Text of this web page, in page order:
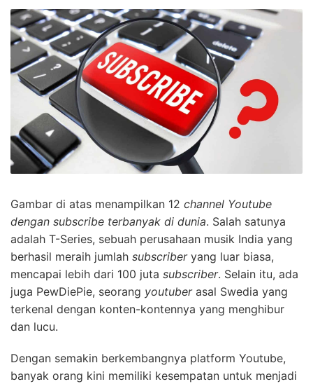
Gambar di atas menampilkan 12 channel Youtube
dengan subscribe terbanyak di dunia. Salah satunya
adalah T-Series, sebuah perusahaan musik India yang
berhasil meraih jumlah subscriberyang luar biasa,
mencapai lebih dari 100 juta subscriber. Selain itu, ada
juga PewDiePie, seorang youtuberasal Swedia yang
terkenal dengan konten-kontennya yang menghibur
dan lucu.
Dengan semakin berkembangnya platform Youtube,
banyak orang kini memiliki kesempatan untuk menjadi